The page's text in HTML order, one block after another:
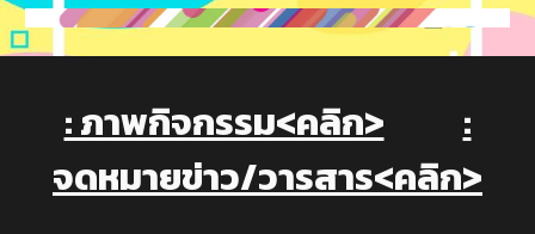
: ภาพกิจกรรม<คลิก>
:
จดหมายข่าว/วารสาร<คลิก>